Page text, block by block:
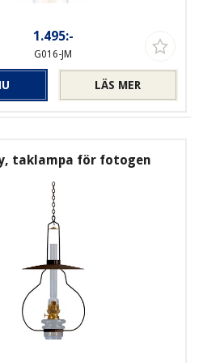
1.495:-
G016-JM
LÄS MER
taklampa för fotogen